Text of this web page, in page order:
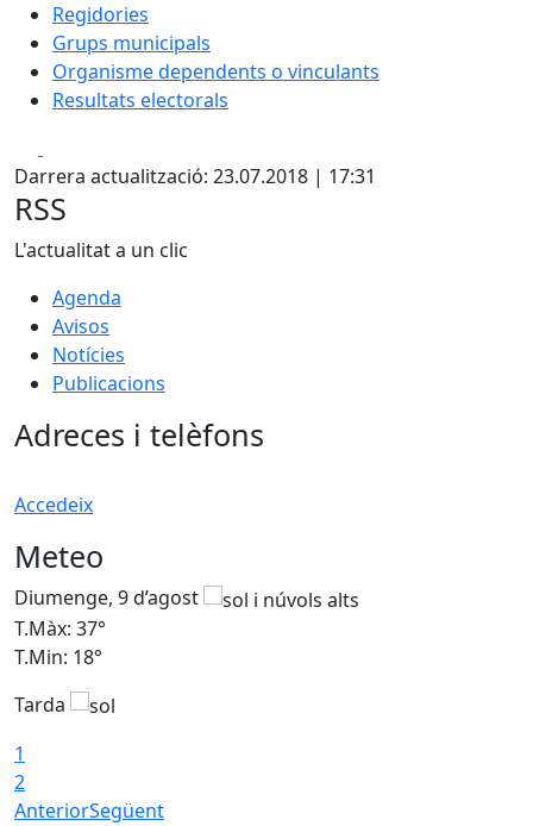
Regidories
Grups municipals
Organisme dependents o vinculants
Resultats electorals
Darrera actualització: 23.07.2018 | 17:31
RSS
L'actualitat a un clic
Agenda
Avisos
Notícies
Publicacions
Adreces i telèfons
Accedeix
Meteo
Diumenge, 9 d’agost
T.Màx: 37°
T.Min: 18°
Tarda
1
2
AnteriorSegüent